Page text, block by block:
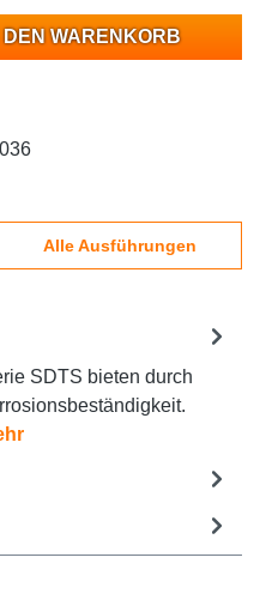
DEN WARENKORB
Alle Ausführungen
SDTS bieten durch